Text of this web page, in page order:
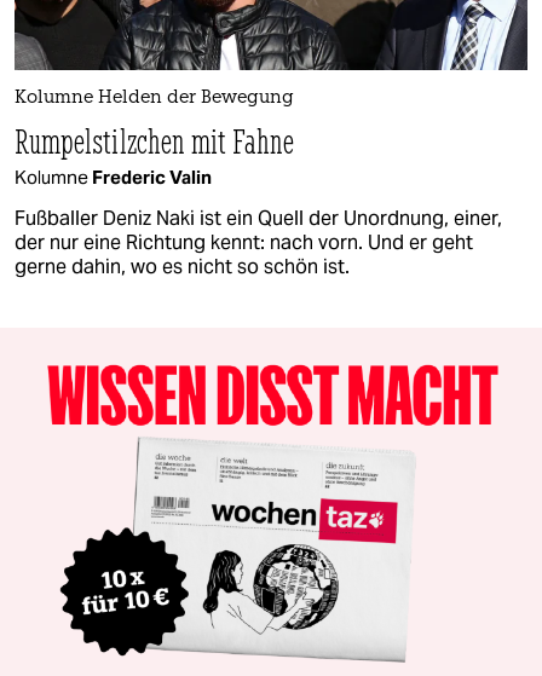
Kolumne Helden der Bewegung
Rumpelstilzchen mit Fahne
Kolumne Frederic Valin
Fußballer Deniz Naki ist ein Quell der Unordnung, einer,
der nur eine Richtung kennt: nach vorn. Und er geht
gerne dahin, wo es nicht so schön ist.